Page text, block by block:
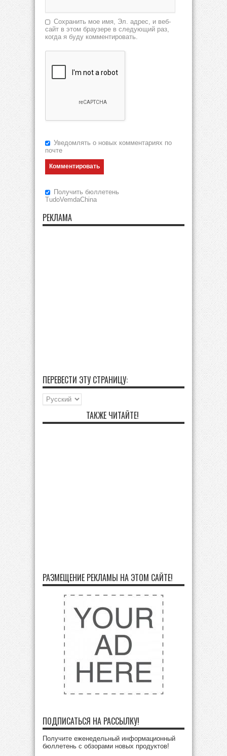
Сохранить мое имя, Эл. адрес, и веб-
сайт в этом браузере в следующий раз,
когда я буду комментировать.
Уведомлять о новых комментариях по
почте
Получить бюллетень
TudoVemdaChina
РЕКЛАМА
ПЕРЕВЕСТИ ЭТУ СТРАНИЦУ:
ТАКЖЕ ЧИТАЙТЕ!
РАЗМЕЩЕНИЕ РЕКЛАМЫ НА ЭТОМ САЙТЕ!
ПОДПИСАТЬСЯ НА РАССЫЛКУ!
Получите еженедельный информационный
бюллетень с обзорами новых продуктов!